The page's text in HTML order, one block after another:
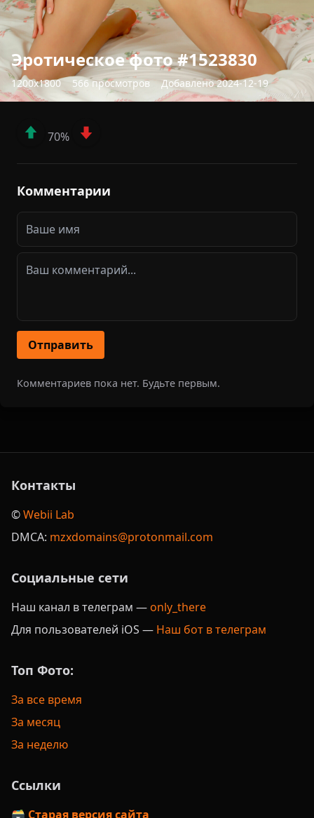
Эротическое фото #1523830
1200x1800 566 просмотров Добавлено 2024-12-19
70%
Комментарии
Отправить
Комментариев пока нет. Будьте первым.
Контакты
©️Webii Lab
DMCA: mzxdomains@protonmail.com
Социальные сети
Наш канал в телеграм —only_there
Для пользователей iOS — Наш бот в телеграм
Топ Фото:
За все время
За месяц
За неделю
Ссылки
🗃️ Старая версия сайта